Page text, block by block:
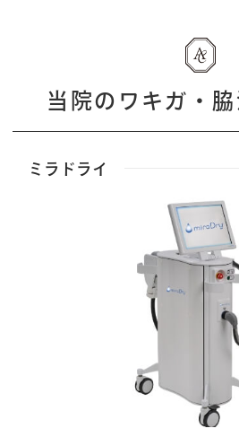
当院のワキガ・
ミラドライ